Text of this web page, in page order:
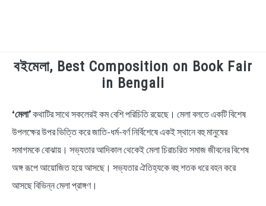
TECHNOLOGY
BIOGRAPHY
EDUCATIONAL
বইমেলা, Best Composition on Book Fair
in Bengali
in
Bangla
Educational
‘মেলা’কথাটির সাথে সকলেরই কম বেশি পরিচিতি রয়েছে। মেলা বলতে একটি বিশেষ
উপলক্ষের উপর ভিত্তি করে জাতি-ধর্ম-বর্ণ নির্বিশেষে একই স্থানে বহু মানুষের
সমাগমকে বোঝায়। সভ্যতার আদিকাল থেকেই মেলা চিরাচরিত সমাজ জীবনের বিশেষ
অঙ্গ রূপে আয়োজিত হয়ে আসছে। সভ্যতার ঐতিহ্যকে বহু শতক ধরে বহন করে
আসছে বিভিন্ন মেলা প্রাঙ্গণ।